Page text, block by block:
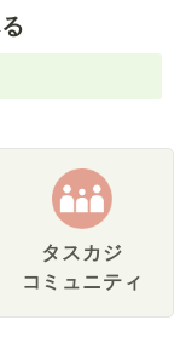
タスカジ
コミュニティ